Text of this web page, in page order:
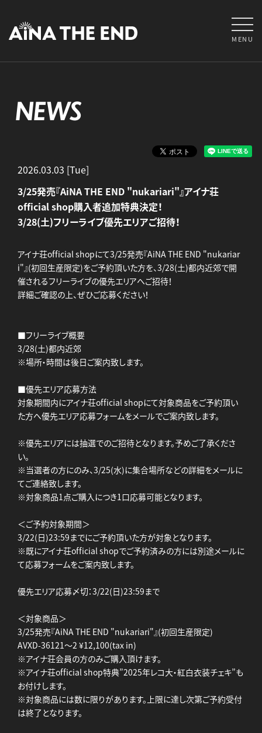
MENU
NEWS
2026.03.03 [Tue]
3/25発売『AiNA THE END "nukariari"』アイナ荘
official shop購入者追加特典決定！
3/28(土)フリーライブ優先エリアご招待！
アイナ荘official shopにて3/25発売『AiNA THE END "nukariar
i"』(初回生産限定)をご予約頂いた方を、3/28(土)都内近郊で開
催されるフリーライブの優先エリアへご招待！
詳細ご確認の上、ぜひご応募ください！
■フリーライブ概要
3/28(土)都内近郊
※場所・時間は後日ご案内致します。
■優先エリア応募方法
対象期間内にアイナ荘official shopにて対象商品をご予約頂い
た方へ優先エリア応募フォームをメールでご案内致します。
※優先エリアには抽選でのご招待となります。予めご了承くださ
い。
※当選者の方にのみ、3/25(水)に集合場所などの詳細をメールに
てご連絡致します。
※対象商品1点ご購入につき1口応募可能となります。
＜ご予約対象期間＞
3/22(日)23:59までにご予約頂いた方が対象となります。
※既にアイナ荘official shopでご予約済みの方には別途メールに
て応募フォームをご案内致します。
優先エリア応募〆切：3/22(日)23:59まで
＜対象商品＞
3/25発売『AiNA THE END "nukariari"』(初回生産限定)
AVXD-36121～2 ¥12,100(tax in)
※アイナ荘会員の方のみご購入頂けます。
※アイナ荘official shop特典”2025年レコ大・紅白衣装チェキ”も
お付けします。
※対象商品には数に限りがあります。上限に達し次第ご予約受付
は終了となります。